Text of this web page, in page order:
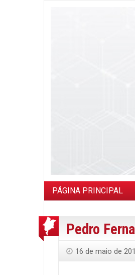
PÁGINA PRINCIPAL
Pedro
16 de maio de